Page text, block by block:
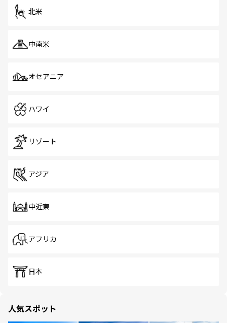
北米
中南米
オセアニア
ハワイ
リゾート
アジア
中近東
アフリカ
日本
人気スポット